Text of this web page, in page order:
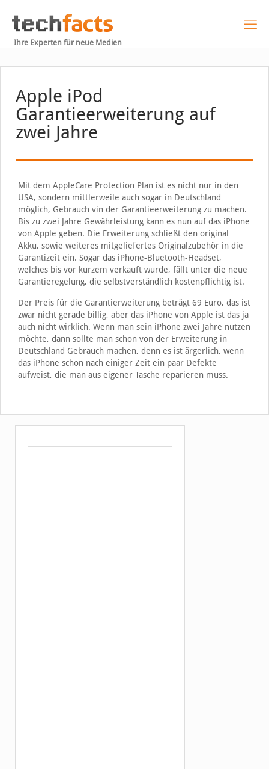
Ihre Experten für neue Medien
Apple iPod
Garantieerweiterung auf
zwei Jahre
Mit dem AppleCare Protection Plan ist es nicht nur in den
USA, sondern mittlerweile auch sogar in Deutschland
möglich, Gebrauch vin der Garantieerweiterung zu machen.
Bis zu zwei Jahre Gewährleistung kann es nun auf das iPhone
von Apple geben. Die Erweiterung schließt den original
Akku, sowie weiteres mitgeliefertes Originalzubehör in die
Garantizeit ein. Sogar das iPhone-Bluetooth-Headset,
welches bis vor kurzem verkauft wurde, fällt unter die neue
Garantieregelung, die selbstverständlich kostenpflichtig ist.
Der Preis für die Garantierweiterung beträgt 69 Euro, das ist
zwar nicht gerade billig, aber das iPhone von Apple ist das ja
auch nicht wirklich. Wenn man sein iPhone zwei Jahre nutzen
möchte, dann sollte man schon von der Erweiterung in
Deutschland Gebrauch machen, denn es ist ärgerlich, wenn
das iPhone schon nach einiger Zeit ein paar Defekte
aufweist, die man aus eigener Tasche reparieren muss.